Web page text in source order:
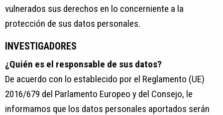
vulnerados sus derechos en lo concerniente a la
protección de sus datos personales.
INVESTIGADORES
¿Quién es el responsable de sus datos?
De acuerdo con lo establecido por el Reglamento (UE)
2016/679 del Parlamento Europeo y del Consejo, le
informamos que los datos personales aportados serán